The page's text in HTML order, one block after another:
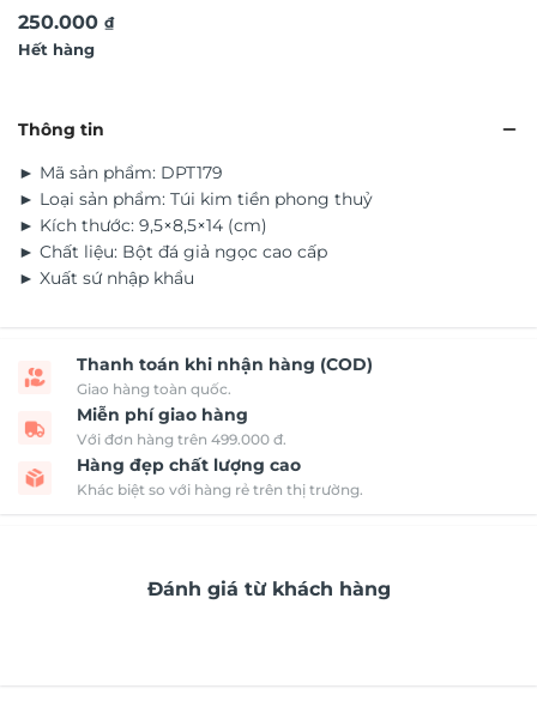
250.000 ₫
Hết hàng
Thông tin
► Mã sản phẩm: DPT179
► Loại sản phẩm: Túi kim tiền phong thuỷ
► Kích thước: 9,5×8,5×14 (cm)
► Chất liệu: Bột đá giả ngọc cao cấp
► Xuất sứ nhập khẩu
Thanh toán khi nhận hàng (COD)
Giao hàng toàn quốc.
Miễn phí giao hàng
Với đơn hàng trên 499.000 đ.
Hàng đẹp chất lượng cao
Khác biệt so với hàng rẻ trên thị trường.
Đánh giá từ khách hàng